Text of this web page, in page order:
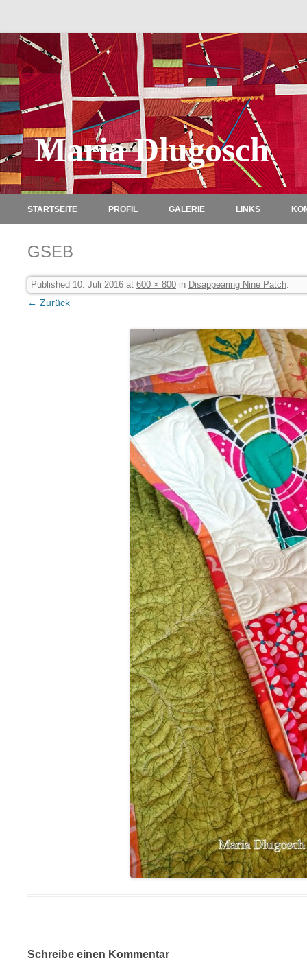
Maria Dlugosch
STARTSEITE PROFIL GALERIE LINKS
GSEB
Published 10. Juli 2016 at 600 × 800 in Disappearing Nine Patch.
← Zurück
Schreibe einen Kommentar